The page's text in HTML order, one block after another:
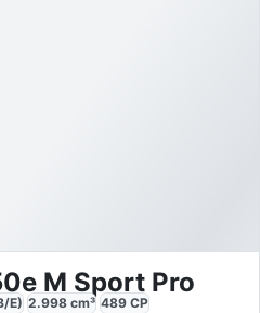
M Sport Pro
E) 2.998 cm³ 489 CP